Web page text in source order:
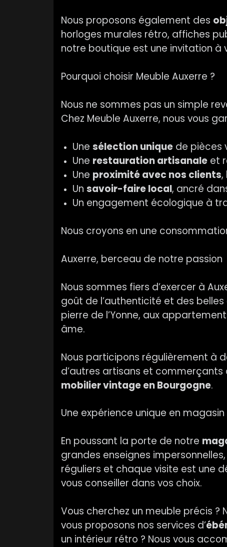
Nous proposons également des
horloges murales rétro, affiches
notre boutique est une invitation à
Pourquoi choisir Meuble Auxerre ?
Nous ne sommes pas un simple
Chez Meuble Auxerre, nous vous
Une sélection uniquede pièces
Une restauration artisanaleet
Une proximité avec nos clients,
Un savoir-faire local, ancré
Un engagement écologique à
Nous croyons en une
Auxerre, berceau de notre passion
Nous sommes fiers d’exercer à
goût de l’authenticité et des
pierre de l’Yonne, aux
âme.
Nous participons régulièrement à
d’autres artisans et commerçants
mobilier vintage en Bourgogne.
Une expérience unique en magasin
En poussant la porte de notre
grandes enseignes
réguliers et chaque visite est une
vous conseiller dans vos choix.
Vous cherchez un meuble précis ?
vous proposons nos services d’
un intérieur rétro ? Nous vous